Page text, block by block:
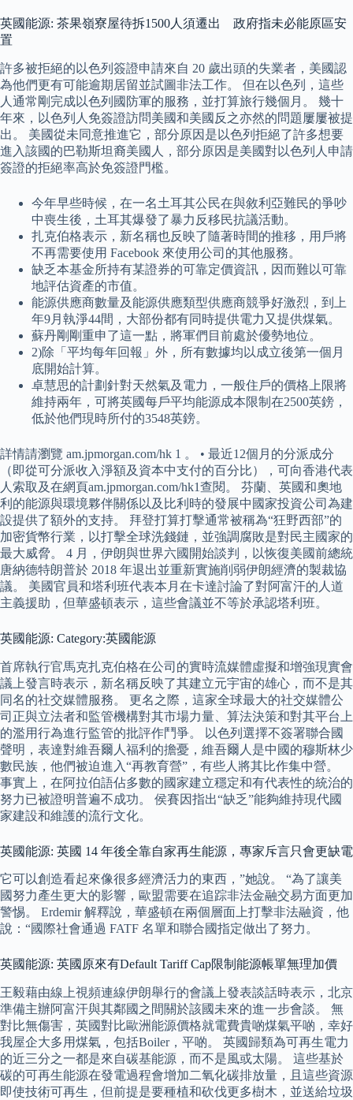
英國能源: 茶果嶺寮屋待拆1500人須遷出 政府指未必能原區安
置
許多被拒絕的以色列簽證申請來自 20 歲出頭的失業者，美國認
為他們更有可能逾期居留並試圖非法工作。 但在以色列，這些
人通常剛完成以色列國防軍的服務，並打算旅行幾個月。 幾十
年來，以色列人免簽證訪問美國和美國反之亦然的問題屢屢被提
出。 美國從未同意推進它，部分原因是以色列拒絕了許多想要
進入該國的巴勒斯坦裔美國人，部分原因是美國對以色列人申請
簽證的拒絕率高於免簽證門檻。
今年早些時候，在一名土耳其公民在與敘利亞難民的爭吵
中喪生後，土耳其爆發了暴力反移民抗議活動。
扎克伯格表示，新名稱也反映了隨著時間的推移，用戶將
不再需要使用 Facebook 來使用公司的其他服務。
缺乏本基金所持有某證券的可靠定價資訊，因而難以可靠
地評估資產的市值。
能源供應商數量及能源供應類型供應商競爭好激烈，到上
年9月執淨44間，大部份都有同時提供電力又提供煤氣。
蘇丹剛剛重申了這一點，將軍們目前處於優勢地位。
2)除「平均每年回報」外，所有數據均以成立後第一個月
底開始計算。
卓慧思的計劃針對天然氣及電力，一般住戶的價格上限將
維持兩年，可將英國每戶平均能源成本限制在2500英鎊，
低於他們現時所付的3548英鎊。
詳情請瀏覽 am.jpmorgan.com/hk 1 。 • 最近12個月的分派成分
（即從可分派收入淨額及資本中支付的百分比），可向香港代表
人索取及在網頁am.jpmorgan.com/hk1查閱。 芬蘭、英國和奧地
利的能源與環境夥伴關係以及比利時的發展中國家投資公司為建
設提供了額外的支持。 拜登打算打擊通常被稱為“狂野西部”的
加密貨幣行業，以打擊全球洗錢鏈，並強調腐敗是對民主國家的
最大威脅。 4 月，伊朗與世界六國開始談判，以恢復美國前總統
唐納德特朗普於 2018 年退出並重新實施削弱伊朗經濟的製裁協
議。 美國官員和塔利班代表本月在卡達討論了對阿富汗的人道
主義援助，但華盛頓表示，這些會議並不等於承認塔利班。
英國能源: Category:英國能源
首席執行官馬克扎克伯格在公司的實時流媒體虛擬和增強現實會
議上發言時表示，新名稱反映了其建立元宇宙的雄心，而不是其
同名的社交媒體服務。 更名之際，這家全球最大的社交媒體公
司正與立法者和監管機構對其市場力量、算法決策和對其平台上
的濫用行為進行監管的批評作鬥爭。 以色列選擇不簽署聯合國
聲明，表達對維吾爾人福利的擔憂，維吾爾人是中國的穆斯林少
數民族，他們被迫進入“再教育營”，有些人將其比作集中營。
事實上，在阿拉伯語佔多數的國家建立穩定和有代表性的統治的
努力已被證明普遍不成功。 侯賽因指出“缺乏”能夠維持現代國
家建設和維護的流行文化。
英國能源: 英國 14 年後全靠自家再生能源，專家斥言只會更缺電
它可以創造看起來像很多經濟活力的東西，”她說。 “為了讓美
國努力產生更大的影響，歐盟需要在追踪非法金融交易方面更加
警惕。 Erdemir 解釋說，華盛頓在兩個層面上打擊非法融資，他
說：“國際社會通過 FATF 名單和聯合國指定做出了努力。
英國能源: 英國原來有Default Tariff Cap限制能源帳單無理加價
王毅藉由線上視頻連線伊朗舉行的會議上發表談話時表示，北京
準備主辦阿富汗與其鄰國之間關於該國未來的進一步會談。 無
對比無傷害，英國對比歐洲能源價格就電費貴啲煤氣平啲，幸好
我屋企大多用煤氣，包括Boiler，平啲。 英國歸類為可再生電力
的近三分之一都是來自碳基能源，而不是風或太陽。 這些基於
碳的可再生能源在發電過程會增加二氧化碳排放量，且這些資源
即使技術可再生，但前提是要種植和砍伐更多樹木，並送給垃圾